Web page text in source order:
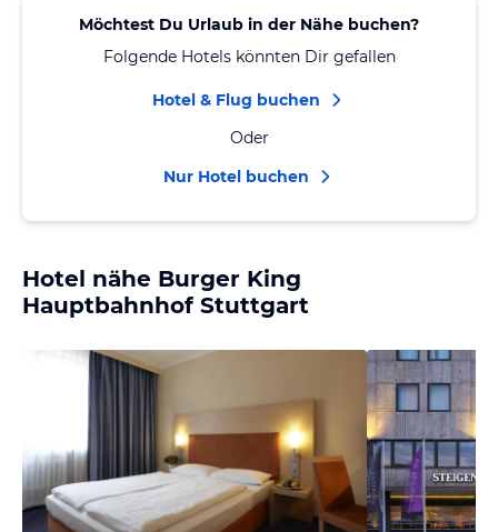
Möchtest Du Urlaub in der Nähe buchen?
Folgende Hotels könnten Dir gefallen
Hotel & Flug buchen
Oder
Nur Hotel buchen
Hotel nähe Burger King
Hauptbahnhof Stuttgart